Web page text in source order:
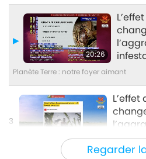
Regarder
20:26
partie
Planète Terre : notre foyer aimant
3
L’effet
Planète Terre : notre foyer aimant